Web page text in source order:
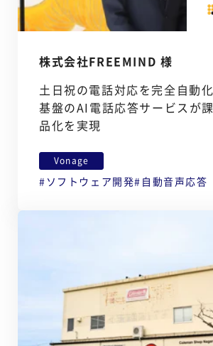
株式会社FREEMIND 様
土日祝の電話対応を完全自動
基盤のAI電話応答サービスが
品化を実現
Vonage
ソフトウェア開発 自動音声応答